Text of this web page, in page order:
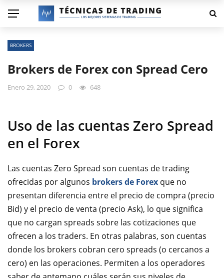
BROKERS
Brokers de Forex con Spread Cero
Enero 29, 2020 0 648
Uso de las cuentas Zero Spread
en el Forex
Las cuentas Zero Spread son cuentas de trading
ofrecidas por algunos brokers de Forex que no
presentan diferencia entre el precio de compra (precio
Bid) y el precio de venta (precio Ask), lo que significa
que no cargan spreads sobre las cotizaciones que
ofrecen a los traders. En otras palabras, son cuentas
donde los brokers cobran cero spreads (o cercanos a
cero) en las operaciones. Permiten a los operadores